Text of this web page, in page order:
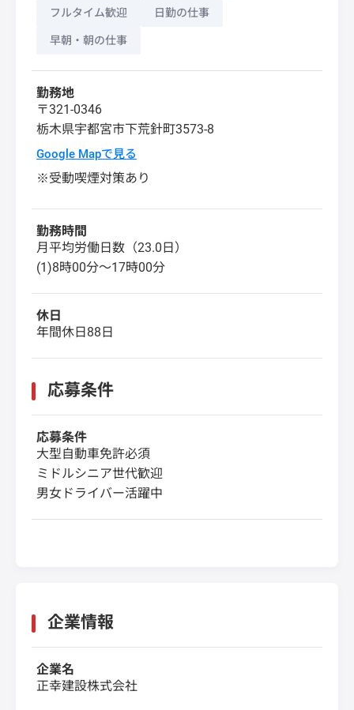
フルタイム歓迎 日勤の仕事
早朝・朝の仕事
勤務地
〒321-0346
栃木県宇都宮市下荒針町3573-8
Google Mapで見る
※受動喫煙対策あり
勤務時間
月平均労働日数（23.0日）
(1)8時00分～17時00分
休日
年間休日88日
応募条件
応募条件
大型自動車免許必須
ミドルシニア世代歓迎
男女ドライバー活躍中
企業情報
企業名
正幸建設株式会社